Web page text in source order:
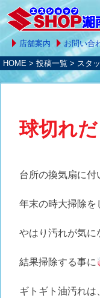
店舗案内 お問い合
HOME > 投稿一覧 > スタ
球切れ
台所の換気扇に付
年末の時大掃除を
やはり汚れが気に
結果掃除する事に
ギトギト油汚れは